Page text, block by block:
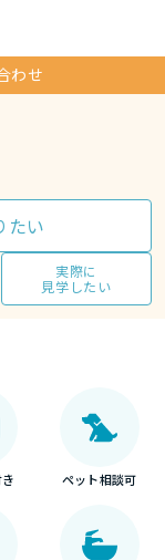
わせ
たい
実際に
見学したい
ペット相談可